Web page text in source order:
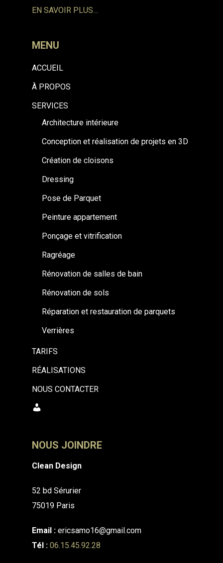
EN SAVOIR PLUS…
MENU
ACCUEIL
À PROPOS
SERVICES
Architecture intérieure
Conception et réalisation de projets en 3D
Création de cloisons
Dressing
Pose de Parquet
Peinture appartement
Ponçage et vitrification
Ragréage
Rénovation de salles de bain
Rénovation de sols
Réparation et restauration de parquets
Verrières
TARIFS
RÉALISATIONS
NOUS CONTACTER
NOUS JOINDRE
Clean Design
52 bd Sérurier
75019 Paris
Email : ericsamo16@gmail.com
Tél : 06.15.45.92.28